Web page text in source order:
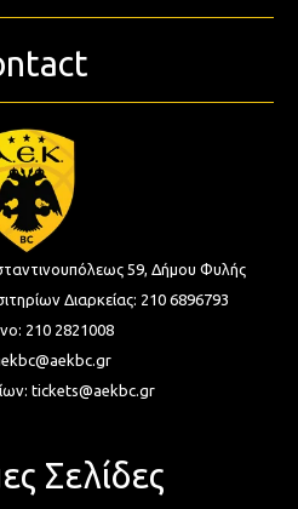
59, Δήμου Φυλής
Διαρκείας: 210 6896793
210 2821008
tickets@aekbc.gr
Σελίδες